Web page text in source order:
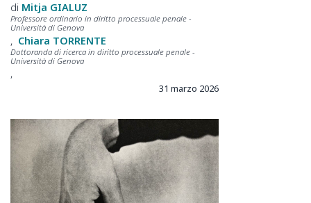
Mitja GIALUZ
Professore ordinario in diritto processuale penale -
Università di Genova
Chiara TORRENTE
Dottoranda di ricerca in diritto processuale penale -
Università di Genova
31 marzo 2026